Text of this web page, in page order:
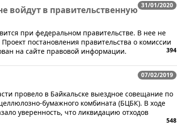
31/01/2020
войдут в правительственную
при федеральном правительстве. В нее не
постановления правительства о комиссии
на сайте правовой информации.
394
07/02/2019
провело в Байкальске выездное совещание по
бумажного комбината (БЦБК). В ходе
уверенность, что ликвидацию отходов
548